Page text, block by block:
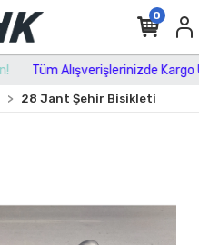
Tüm Alışverişlerinizde Kargo
0
28 Jant Şehir Bisikleti